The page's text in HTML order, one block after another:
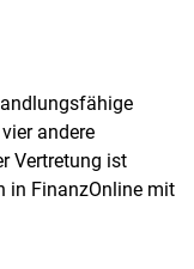
andere
Vertretung ist
in Finanz­Online mit